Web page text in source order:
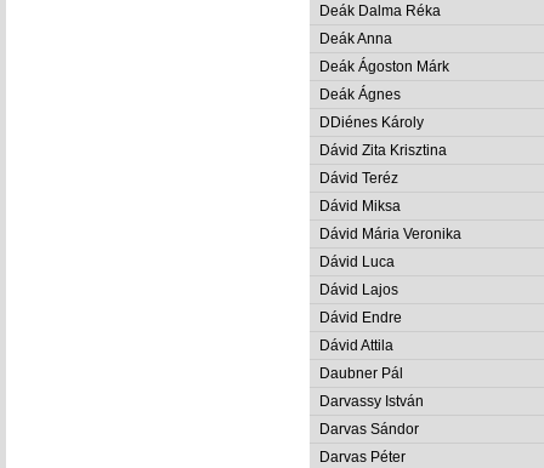
Deák Dalma Réka
Deák Anna
Deák Ágoston Márk
Deák Ágnes
DDiénes Károly
Dávid Zita Krisztina
Dávid Teréz
Dávid Miksa
Dávid Mária Veronika
Dávid Luca
Dávid Lajos
Dávid Endre
Dávid Attila
Daubner Pál
Darvassy István
Darvas Sándor
Darvas Péter